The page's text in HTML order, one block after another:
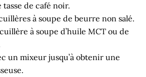
tasse de café noir.
à soupe de beurre non salé.
à soupe d’huile MCT ou de
un mixeur jusqu’à obtenir une